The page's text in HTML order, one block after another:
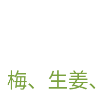
梅、生姜